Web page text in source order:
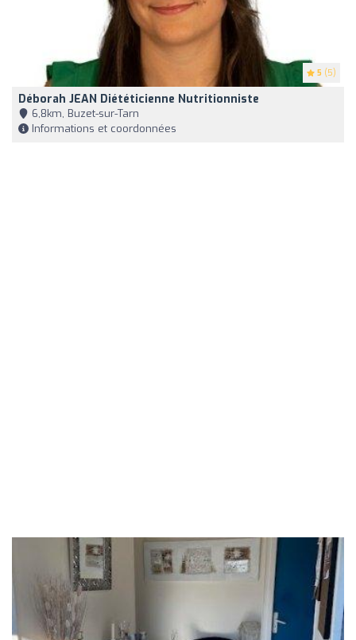
5 (5)
Déborah JEAN Diététicienne Nutritionniste
6,8km, Buzet-sur-Tarn
Informations et coordonnées